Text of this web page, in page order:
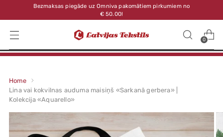
Bezmaksas piegāde uz Omniva pakomātiem pirkumiem no
€ 50.00!
0
Home
Lina vai kokvilnas auduma maisiņš «Sarkanā gerbera» |
Kolekcija «Aquarello»